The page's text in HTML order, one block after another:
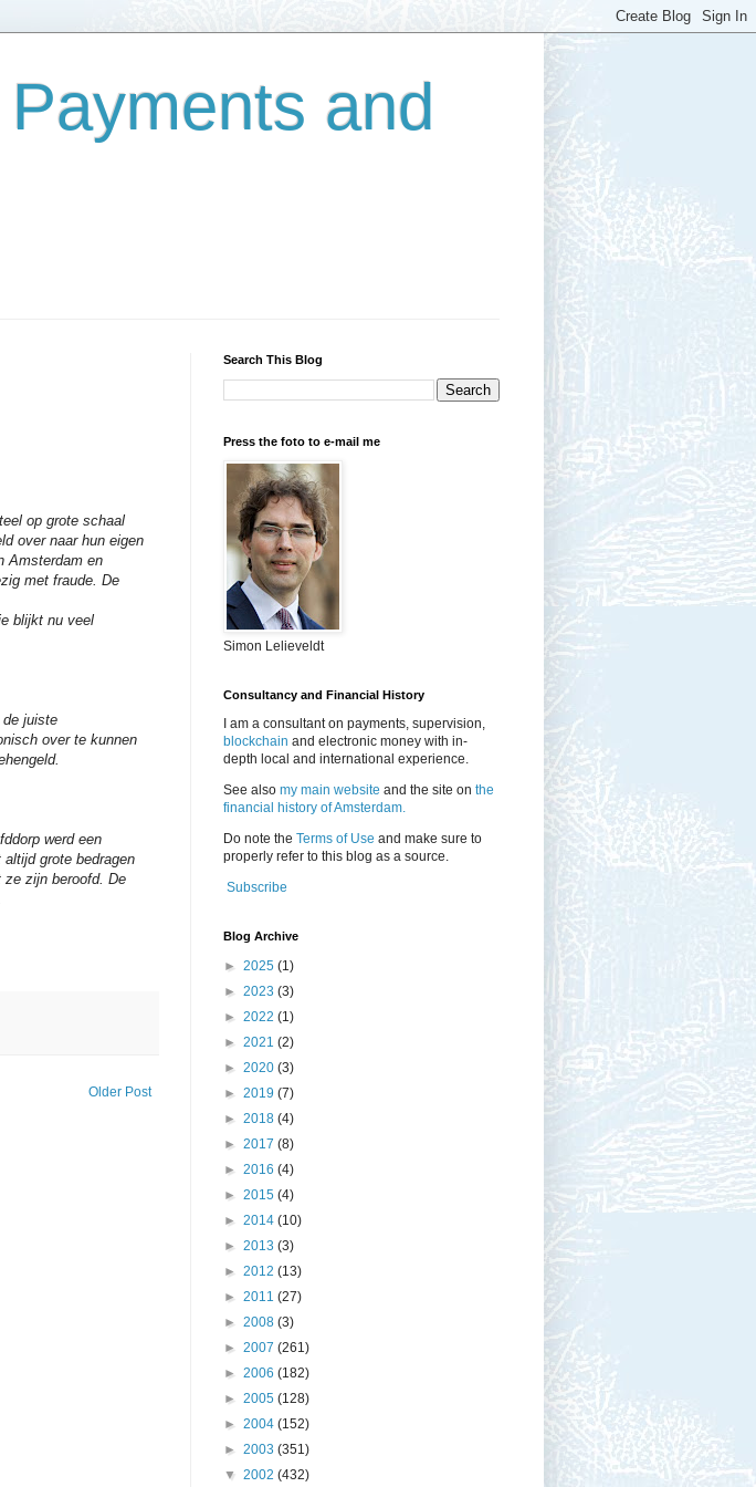
and
op grote schaal
over naar hun eigen
Amsterdam en
met fraude. De
blijkt nu veel
de juiste
over te kunnen
werd een
grote bedragen
ze zijn beroofd. De
Older Post
Search This Blog
Press the foto to e-mail me
Simon Lelieveldt
Consultancy and Financial History
I am a consultant on payments, supervision,
blockchain and electronic money with in-
depth local and international experience.
See also my main website and the site on the
financial history of Amsterdam.
Do note the Terms of Use and make sure to
properly refer to this blog as a source.
Subscribe
Blog Archive
► 2025 (1)
► 2023 (3)
► 2022 (1)
► 2021 (2)
► 2020 (3)
► 2019 (7)
► 2018 (4)
► 2017 (8)
► 2016 (4)
► 2015 (4)
► 2014 (10)
► 2013 (3)
► 2012 (13)
► 2011 (27)
► 2008 (3)
► 2007 (261)
► 2006 (182)
► 2005 (128)
► 2004 (152)
► 2003 (351)
▼ 2002 (432)